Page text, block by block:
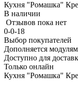
Кухня "Ромашка"
В наличии
Отзывов пока нет
0-0-18
Выбор покупателей
Дополняется
Доступно для
Только онлайн
Кухня "Ромашка"